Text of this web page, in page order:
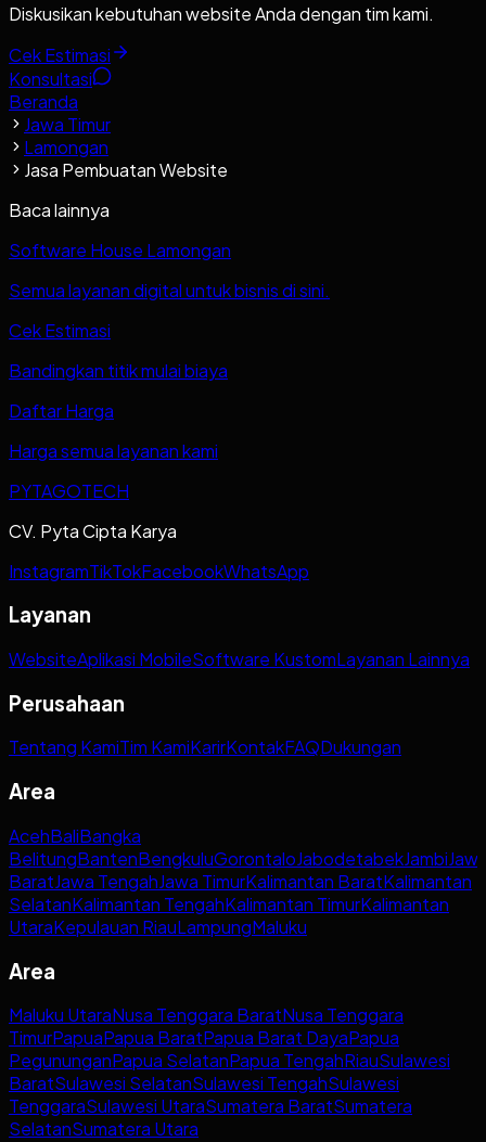
Diskusikan kebutuhan website Anda dengan tim kami.
Cek Estimasi
Konsultasi
Beranda
Jawa Timur
Lamongan
Jasa Pembuatan Website
Baca lainnya
Software House Lamongan
Semua layanan digital untuk bisnis di sini.
Cek Estimasi
Bandingkan titik mulai biaya
Daftar Harga
Harga semua layanan kami
PYTAGOTECH
CV. Pyta Cipta Karya
InstagramTikTokFacebookWhatsApp
Layanan
WebsiteAplikasi MobileSoftware KustomLayanan Lainnya
Perusahaan
Tentang KamiTim KamiKarirKontakFAQDukungan
Area
AcehBaliBangka
BelitungBantenBengkuluGorontaloJabodetabekJambi
BaratJawa TengahJawa TimurKalimantan BaratKalimantan
SelatanKalimantan TengahKalimantan TimurKalimantan
UtaraKepulauan RiauLampungMaluku
Area
Maluku UtaraNusa Tenggara BaratNusa Tenggara
TimurPapuaPapua BaratPapua Barat DayaPapua
PegununganPapua SelatanPapua TengahRiauSulawesi
BaratSulawesi SelatanSulawesi TengahSulawesi
TenggaraSulawesi UtaraSumatera BaratSumatera
SelatanSumatera Utara